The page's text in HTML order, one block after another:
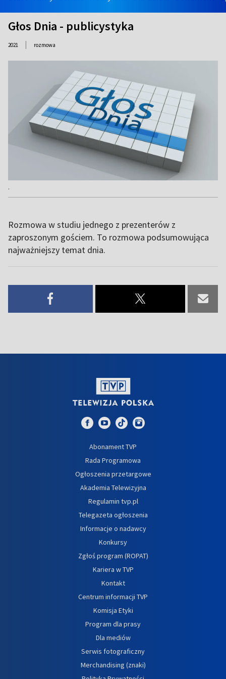
Głos Dnia - publicystyka
2021 | rozmowa
.
Rozmowa w studiu jednego z prezenterów z
zaproszonym gościem. To rozmowa podsumowująca
najważniejszy temat dnia.
Abonament TVP
Rada Programowa
Ogłoszenia przetargowe
Akademia Telewizyjna
Regulamin tvp.pl
Telegazeta ogłoszenia
Informacje o nadawcy
Konkursy
Zgłoś program (ROPAT)
Kariera w TVP
Kontakt
Centrum informacji TVP
Komisja Etyki
Program dla prasy
Dla mediów
Serwis fotograficzny
Merchandising (znaki)